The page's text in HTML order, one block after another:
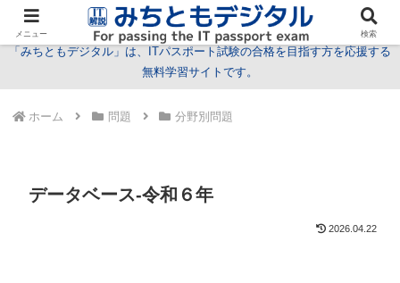
試験情報 学習方法 用語 問題 特集 お問い合わせ
「みちともデジタル」は、ITパスポート試験の合格を目指す方を応援する
無料学習サイトです。
ホーム 問題 分野別問題
データベース-令和６年
2026.04.22
メニュー 検索